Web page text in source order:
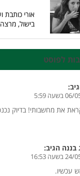
אורי כותבת
בישול,
5:59
את מחשבותי! בדיוק
בננה הגיב:
16:53
עכשיו.